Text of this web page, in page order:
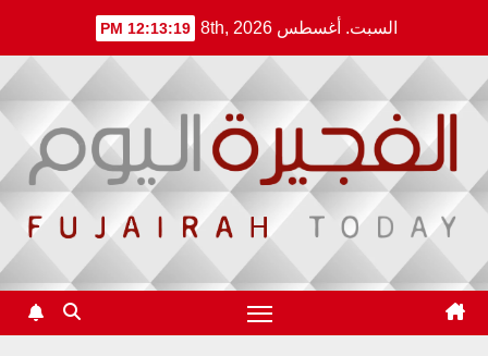
content
السبت. أغسطس 8th, 2026 12:13:19 PM